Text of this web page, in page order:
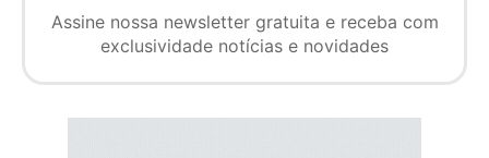
Assine nossa newsletter gratuita e receba com
exclusividade notícias e novidades